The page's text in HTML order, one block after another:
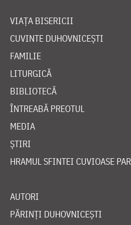
VIAȚA BISERICII
CUVINTE DUHOVNICEȘTI
FAMILIE
LITURGICĂ
BIBLIOTECĂ
ÎNTREABĂ PREOTUL
MEDIA
ȘTIRI
HRAMUL SFINTEI CUVIOASE
AUTORI
PĂRINȚI DUHOVNICEȘTI